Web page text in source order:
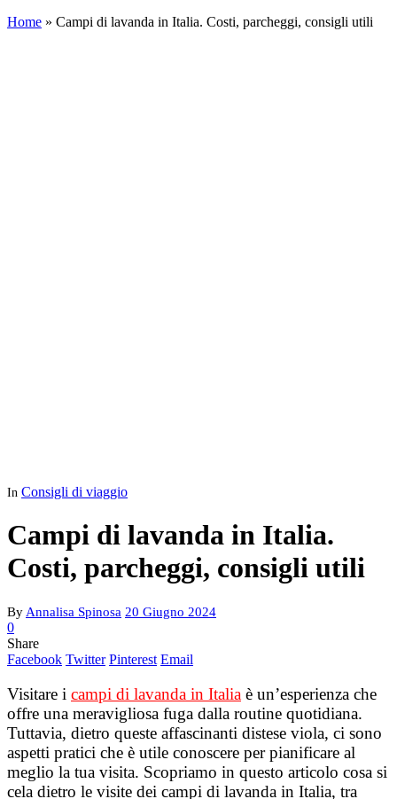
Home » Campi di lavanda in Italia. Costi, parcheggi, consigli utili
In Consigli di viaggio
Campi di lavanda in Italia.
Costi, parcheggi, consigli utili
By Annalisa Spinosa 20 Giugno 2024
0
Share
Facebook Twitter Pinterest Email
Visitare i campi di lavanda in Italia è un’esperienza che
offre una meravigliosa fuga dalla routine quotidiana.
Tuttavia, dietro queste affascinanti distese viola, ci sono
aspetti pratici che è utile conoscere per pianificare al
meglio la tua visita. Scopriamo in questo articolo cosa si
cela dietro le visite dei campi di lavanda in Italia, tra